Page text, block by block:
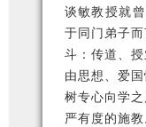
谈敏教授就
于同门弟子
斗：传道、
由思想、爱
树专心向学
严有度的施教